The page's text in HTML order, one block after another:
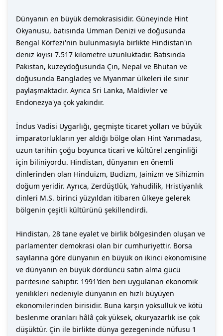
Dünyanın en büyük demokrasisidir. Güneyinde Hint
Okyanusu, batısında Umman Denizi ve doğusunda
Bengal Körfezi'nin bulunmasıyla birlikte Hindistan'ın
deniz kıyısı 7.517 kilometre uzunluktadır. Batısında
Pakistan, kuzeydoğusunda Çin, Nepal ve Bhutan ve
doğusunda Bangladeş ve Myanmar ülkeleri ile sınır
paylaşmaktadır. Ayrıca Sri Lanka, Maldivler ve
Endonezya'ya çok yakındır.
İndus Vadisi Uygarlığı, geçmişte ticaret yolları ve büyük
imparatorlukların yer aldığı bölge olan Hint Yarımadası,
uzun tarihin çoğu boyunca ticari ve kültürel zenginliği
için biliniyordu. Hindistan, dünyanın en önemli
dinlerinden olan Hinduizm, Budizm, Jainizm ve Sihizmin
doğum yeridir. Ayrıca, Zerdüştlük, Yahudilik, Hristiyanlık
dinleri M.S. birinci yüzyıldan itibaren ülkeye gelerek
bölgenin çeşitli kültürünü şekillendirdi.
Hindistan, 28 tane eyalet ve birlik bölgesinden oluşan ve
parlamenter demokrasi olan bir cumhuriyettir. Borsa
sayılarına göre dünyanın en büyük on ikinci ekonomisine
ve dünyanın en büyük dördüncü satın alma gücü
paritesine sahiptir. 1991'den beri uygulanan ekonomik
yenilikleri nedeniyle dünyanın en hızlı büyüyen
ekonomilerinden birisidir. Buna karşın yoksulluk ve kötü
beslenme oranları hâlâ çok yüksek, okuryazarlık ise çok
düşüktür. Çin ile birlikte dünya gezegeninde nüfusu 1